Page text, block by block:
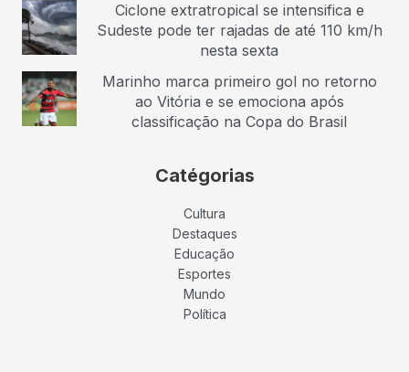
Ciclone extratropical se intensifica e
Sudeste pode ter rajadas de até 110 km/h
nesta sexta
Marinho marca primeiro gol no retorno
ao Vitória e se emociona após
classificação na Copa do Brasil
Catégorias
Cultura
Destaques
Educação
Esportes
Mundo
Política